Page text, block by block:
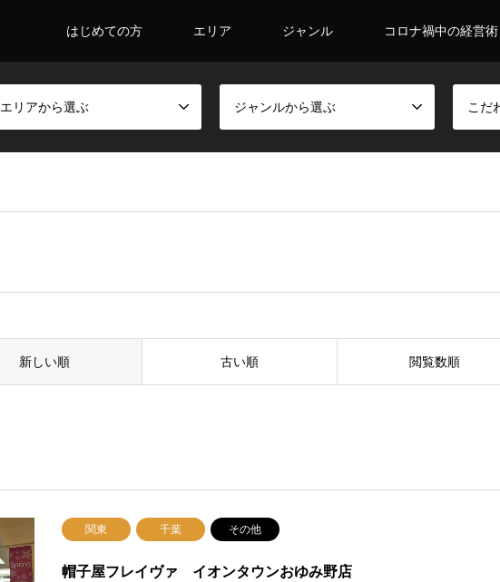
はじめての方 エリア ジャンル コロナ禍中の経営術
エリアから選ぶ ジャンルから選ぶ こだ
新しい順 古い順 閲覧数順
関東 千葉 その他
帽子屋フレイヴァ イオンタウンおゆみ野店